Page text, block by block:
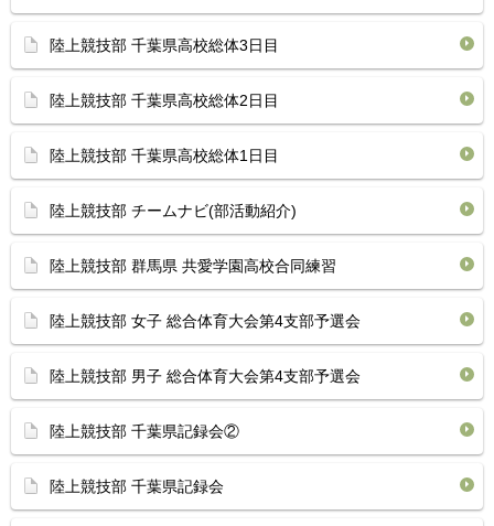
陸上競技部 千葉県高校総体3日目
陸上競技部 千葉県高校総体2日目
陸上競技部 千葉県高校総体1日目
陸上競技部 チームナビ(部活動紹介)
陸上競技部 群馬県 共愛学園高校合同練習
陸上競技部 女子 総合体育大会第4支部予選会
陸上競技部 男子 総合体育大会第4支部予選会
陸上競技部 千葉県記録会②
陸上競技部 千葉県記録会